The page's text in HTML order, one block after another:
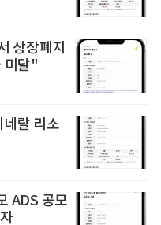
상장폐지
미달"
네랄 리소
ADS 공모